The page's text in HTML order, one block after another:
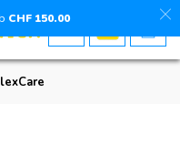
CHF 150.00